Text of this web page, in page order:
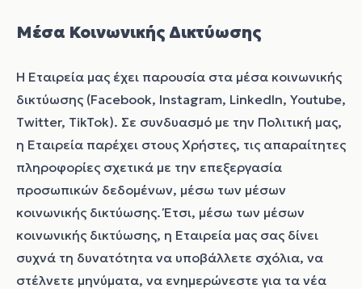
Μέσα Κοινωνικής Δικτύωσης
Η Εταιρεία μας έχει παρουσία στα μέσα κοινωνικής
δικτύωσης (Facebook, Instagram, LinkedIn, Youtube,
Twitter, TikTok). Σε συνδυασμό με την Πολιτική μας,
η Εταιρεία παρέχει στους Χρήστες, τις απαραίτητες
πληροφορίες σχετικά με την επεξεργασία
προσωπικών δεδομένων, μέσω των μέσων
κοινωνικής δικτύωσης. Έτσι, μέσω των μέσων
κοινωνικής δικτύωσης, η Εταιρεία μας σας δίνει
συχνά τη δυνατότητα να υποβάλλετε σχόλια, να
στέλνετε μηνύματα, να ενημερώνεστε για τα νέα